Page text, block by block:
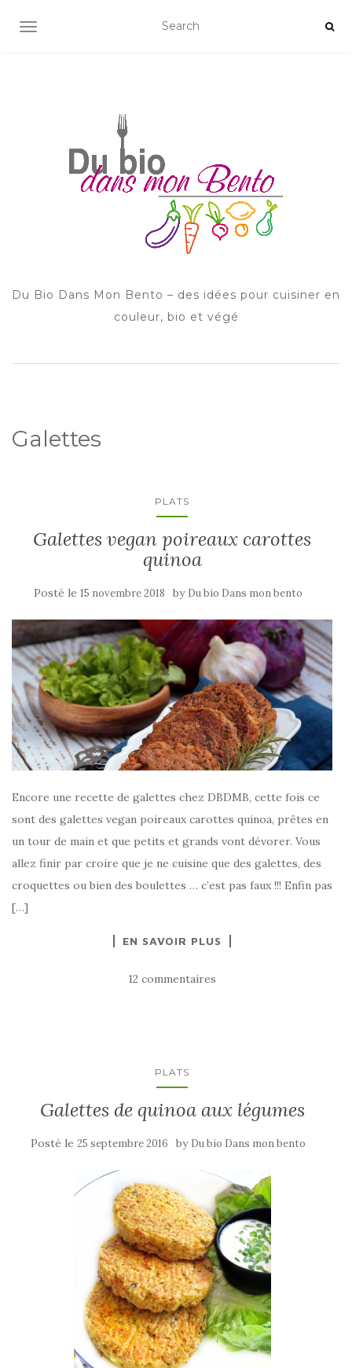
AFFICHER/MASQUER LA NAVIGATION
Du Bio Dans Mon Bento – des idées pour cuisiner en
couleur, bio et végé
Galettes
PLATS
Galettes vegan poireaux carottes
quinoa
Posté le 15 novembre 2018 by Du bio Dans mon bento
Encore une recette de galettes chez DBDMB, cette fois ce
sont des galettes vegan poireaux carottes quinoa, prêtes en
un tour de main et que petits et grands vont dévorer. Vous
allez finir par croire que je ne cuisine que des galettes, des
croquettes ou bien des boulettes … c’est pas faux !!! Enfin pas
[…]
EN SAVOIR PLUS
12 commentaires
PLATS
Galettes de quinoa aux légumes
Posté le 25 septembre 2016 by Du bio Dans mon bento